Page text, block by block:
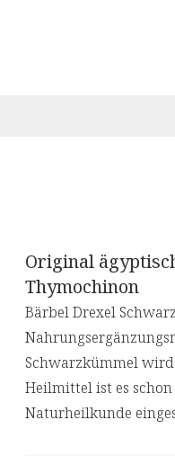
Original
Thymochinon
Bärbel Drexel
Schwarzkümmel
Heilmittel ist es
Naturheilkunde